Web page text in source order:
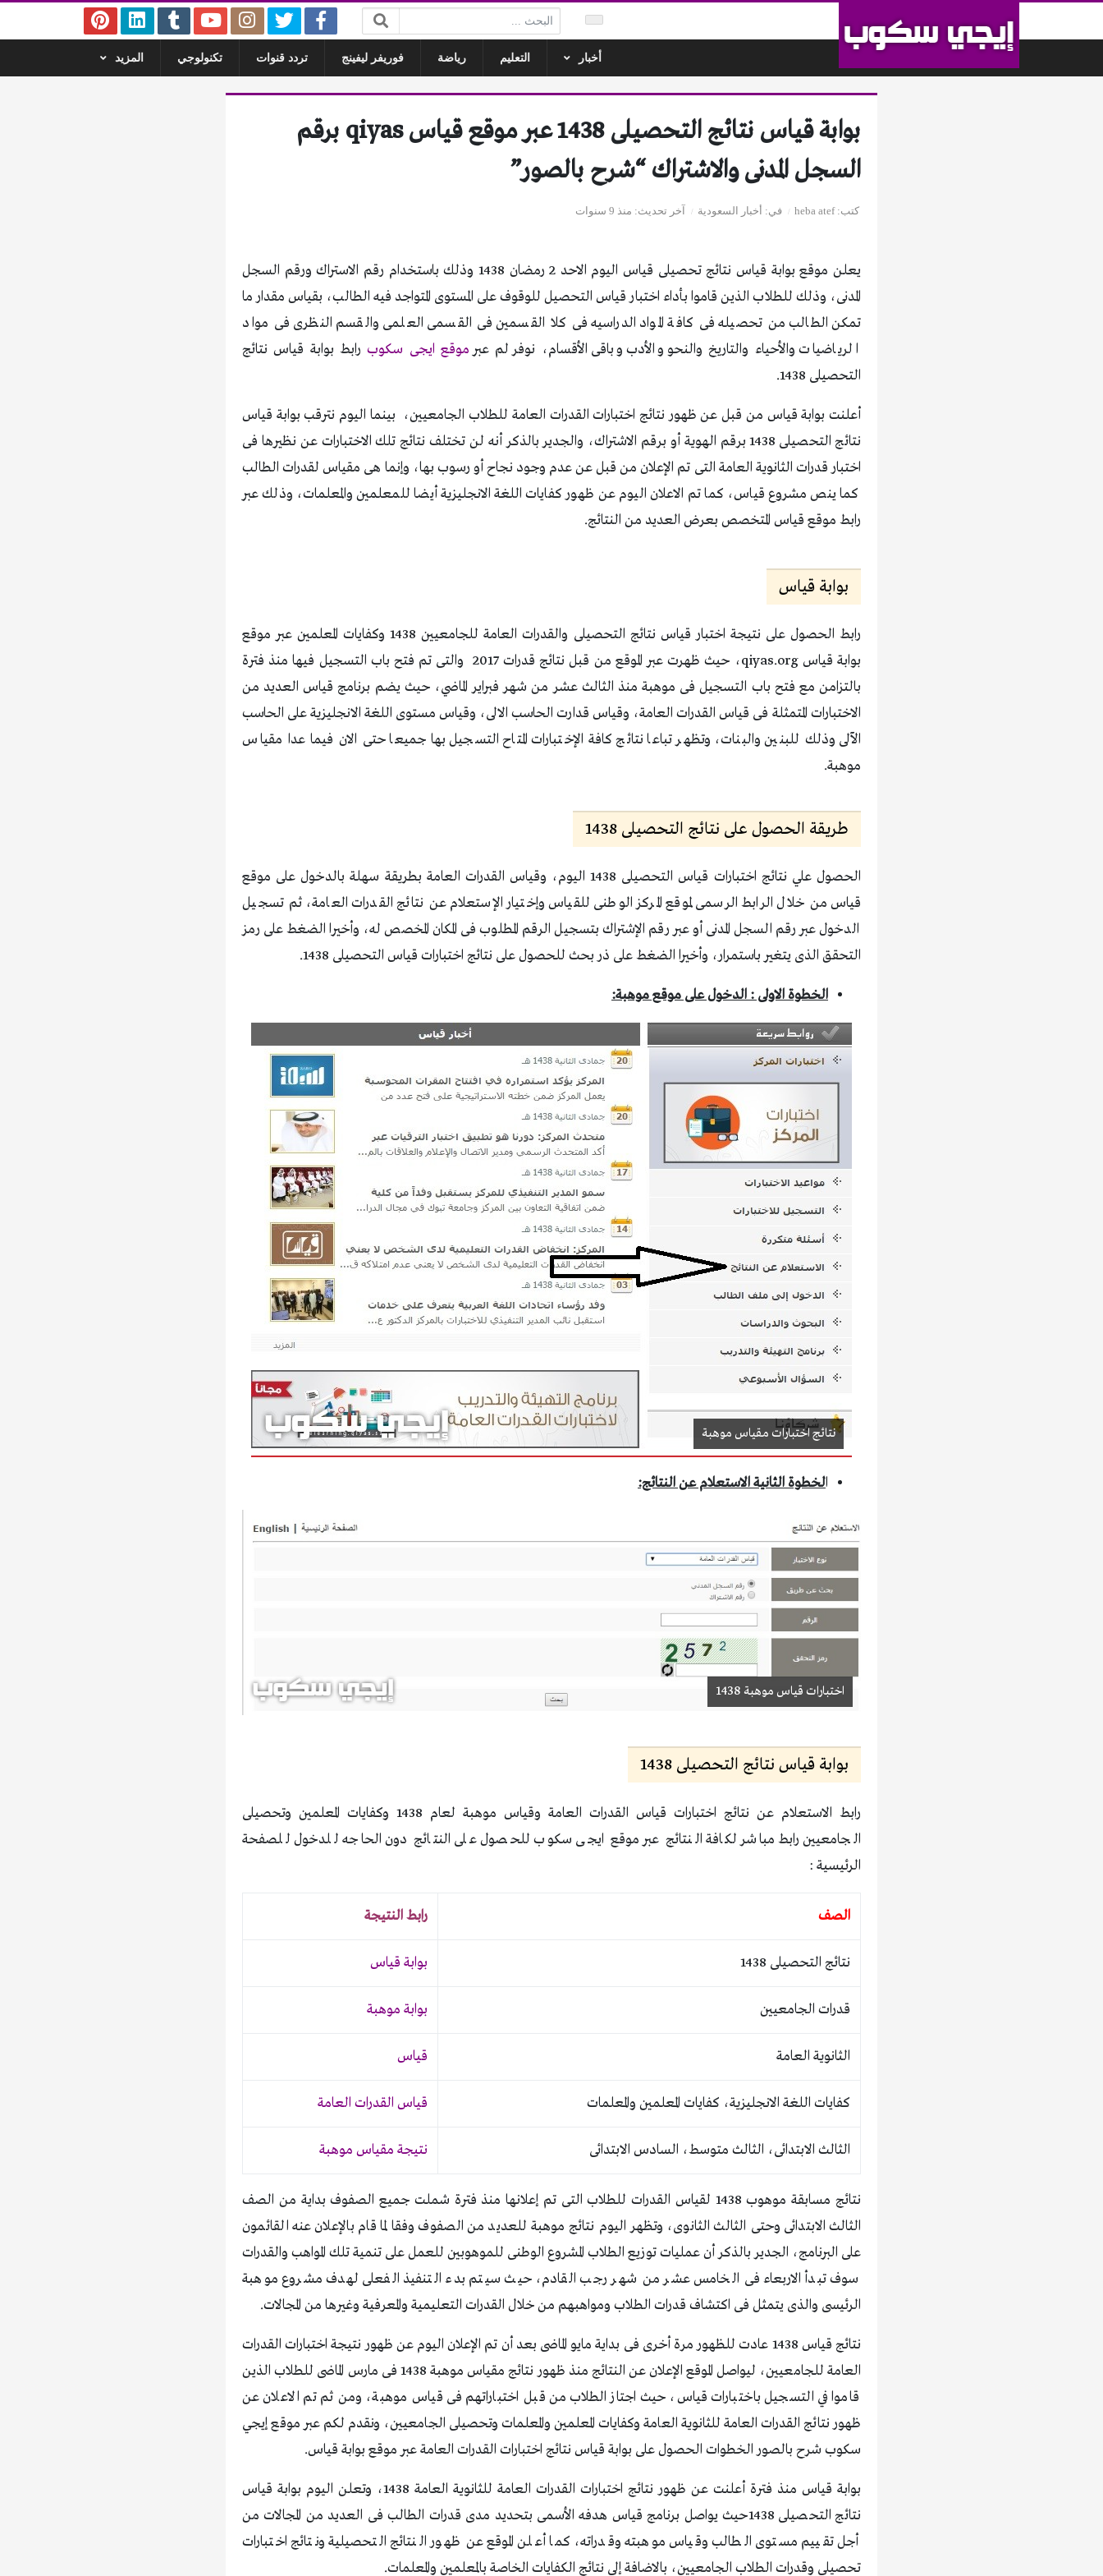
البحث:
أخبار التعليم رياضة فوريفر ليفينج تردد قنوات تكنولوجي المزيد
بوابة قياس نتائج التحصيلى 1438 عبر موقع قياس qiyas برقم
السجل المدنى والاشتراك “شرح بالصور”
كتب heba atef في أخبار السعودية آخر تحديث منذ 9 سنوات
يعلن موقع بوابة قياس نتائج تحصيلى قياس اليوم الاحد 2 رمضان 1438 وذلك باستخدام رقم الاستراك ورقم السجل
المدنى، وذلك للطلاب الذين قاموا بأداء اختبار قياس التحصيل للوقوف على المستوى المتواجد فيه الطالب، بقياس مقدار ما
تمكن الطالب من تحصيله فى كافة المواد الدراسيه فى كلا القسمين فى القسمى العلمى والقسم النظرى فى مواد
الرياضيات والأحياء والتاريخ والنحو والأدب وباقى الأقسام، نوفر لم عبر موقع ايجى سكوبرابط بوابة قياس نتائج
التحصيلى 1438.
أعلنت بوابة قياس من قبل عن ظهور نتائج اختبارات القدرات العامة للطلاب الجامعيين، بينما اليوم نترقب بوابة قياس
نتائج التحصيلى 1438 برقم الهوية أو برقم الاشتراك، والجدير بالذكر أنه لن تختلف نتائج تلك الاختبارات عن نظيرها فى
اختبار قدرات الثانوية العامة التى تم الإعلان من قبل عن عدم وجود نجاح أو رسوب بها، وإنما هى مقياس لقدرات الطالب
كما ينص مشروع قياس، كما تم الاعلان اليوم عن ظهور كفايات اللغة الانجليزية أيضا للمعلمين والمعلمات، وذلك عبر
رابط موقع قياس المتخصص بعرض العديد من النتائج.
بوابة قياس
رابط الحصول على نتيجة اختبار قياس نتائج التحصيلى والقدرات العامة للجامعيين 1438 وكفايات المعلمين عبر موقع
بوابة قياس qiyas.org، حيث ظهرت عبر الموقع من قبل نتائج قدرات 2017 والتى تم فتح باب التسجيل فيها منذ فترة
بالتزامن مع فتح باب التسجيل فى موهبة منذ الثالث عشر من شهر فبراير الماضي، حيث يضم برنامج قياس العديد من
الاختبارات المتمثلة فى قياس القدرات العامة، وقياس قدارت الحاسب الالى، وقياس مستوى اللغة الانجليزية على الحاسب
الآلى وذلك للبنين والبنات، وتظهر تباعا نتائج كافة الإختبارات المتاح التسجيل بها جميعا حتى الان فيما عدا مقياس
موهبة.
طريقة الحصول على نتائج التحصيلى 1438
الحصول علي نتائج اختبارات قياس التحصيلى 1438 اليوم، وقياس القدرات العامة بطريقة سهلة بالدخول على موقع
قياس من خلال الرابط الرسمى لموقع المركز الوطنى للقياس وإختيار الإستعلام عن نتائج القدرات العامة، ثم تسجيل
الدخول عبر رقم السجل المدنى أو عبر رقم الإشتراك بتسجيل الرقم المطلوب فى المكان المخصص له، وأخيرا الضغط على رمز
التحقق الذى يتغير باستمرار، وأخيرا الضغط على ذر بحث للحصول على نتائج اختبارات قياس التحصيلى 1438.
الخطوة الاولى : الدخول على موقع موهبة:
نتائج اختبارات مقياس موهبة
الخطوة الثانية الاستعلام عن النتائج:
اختبارات قياس موهبة 1438
بوابة قياس نتائج التحصيلى 1438
رابط الاستعلام عن نتائج اختبارات قياس القدرات العامة وقياس موهبة لعام 1438 وكفايات المعلمين وتحصيلى
الجامعيين رابط مباشر لكافة النتائج عبر موقع ايجى سكوب للحصول على النتائج دون الحاجه للدخول للصفحة
الرئيسية :
الصف رابط النتيجة
نتائج التحصيلى 1438 بوابة قياس
قدرات الجامعيين بوابة موهبة
الثانوية العامة قياس
كفايات اللغة الانجليزية، كفايات المعلمين والمعلمات قياس القدرات العامة
الثالث الابتدائى، الثالث متوسط، السادس الابتدائى نتيجة مقياس موهبة
نتائج مسابقة موهوب 1438 لقياس القدرات للطلاب التى تم إعلانها منذ فترة شملت جميع الصفوف بداية من الصف
الثالث الابتدائى وحتى الثالث الثانوى، وتظهر اليوم نتائج موهبة للعديد من الصفوف وفقا لما قام بالإعلان عنه القائمون
على البرنامج، الجدير بالذكر أن عمليات توزيع الطلاب المشروع الوطنى للموهوبين للعمل على تنمية تلك المواهب والقدرات
سوف تبدأ الاربعاء فى الخامس عشر من شهر رجب القادم، حيث سيتم بدء التنفيذ الفعلى لهدف مشروع موهبة
الرئيسى والذى يتمثل فى اكتشاف قدرات الطلاب ومواهبهم من خلال القدرات التعليمية والمعرفية وغيرها من المجالات.
نتائج قياس 1438 عادت للظهور مرة أخرى فى بداية مايو الماضى بعد أن تم الإعلان اليوم عن ظهور نتيجة اختبارات القدرات
العامة للجامعيين، ليواصل الموقع الإعلان عن النتائج منذ ظهور نتائج مقياس موهبة 1438 فى مارس الماضى للطلاب الذين
قاموا في التسجيل باختبارات قياس، حيث اجتاز الطلاب من قبل اختباراتهم فى قياس موهبة، ومن ثم تم الاعلان عن
ظهور نتائج القدرات العامة للثانوية العامة وكفايات المعلمين والمعلمات وتحصيلى الجامعيين، ونقدم لكم عبر موقع إيجي
سكوب شرح بالصور الخطوات الحصول على بوابة قياس نتائج اختبارات القدرات العامة عبر موقع بوابة قياس.
بوابة قياس منذ فترة أعلنت عن ظهور نتائج اختبارات القدرات العامة للثانوية العامة 1438، وتعلن اليوم بوابة قياس
نتائج التحصيلى 1438حيث يواصل برنامج قياس هدفه الأسمى بتحديد مدى قدرات الطالب فى العديد من المجالات من
أجل تقييم مستوى الطالب وقياس موهبته وقدراته، كما أعلن الموقع عن ظهور النتائج التحصيلية ونتائج اختبارات
تحصيلى وقدرات الطلاب الجامعيين، بالاضافة إلى نتائج الكفايات الخاصة بالمعلمين والمعلمات.